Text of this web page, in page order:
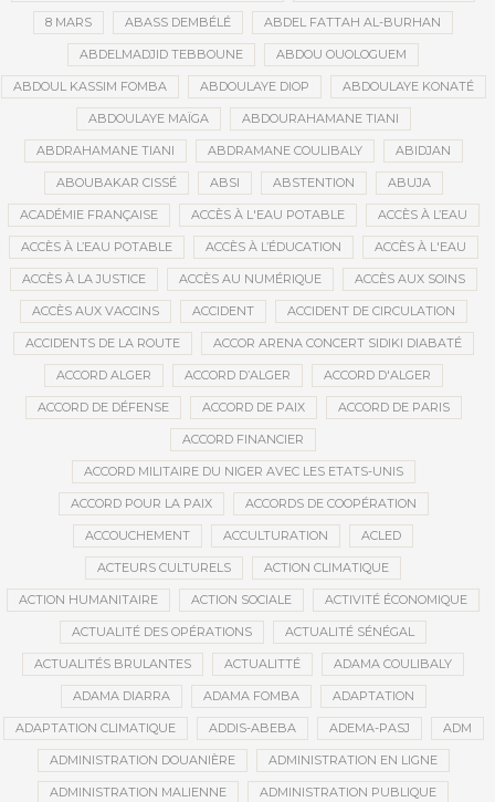
8 MARS ABASS DEMBÉLÉ ABDEL FATTAH AL-BURHAN
ABDELMADJID TEBBOUNE ABDOU OUOLOGUEM
ABDOUL KASSIM FOMBA ABDOULAYE DIOP ABDOULAYE KONATÉ
ABDOULAYE MAÏGA ABDOURAHAMANE TIANI
ABDRAHAMANE TIANI ABDRAMANE COULIBALY ABIDJAN
ABOUBAKAR CISSÉ ABSI ABSTENTION ABUJA
ACADÉMIE FRANÇAISE ACCÈS À L'EAU POTABLE ACCÈS À L’EAU
ACCÈS À L’EAU POTABLE ACCÈS À L’ÉDUCATION ACCÈS À L'EAU
ACCÈS À LA JUSTICE ACCÈS AU NUMÉRIQUE ACCÈS AUX SOINS
ACCÈS AUX VACCINS ACCIDENT ACCIDENT DE CIRCULATION
ACCIDENTS DE LA ROUTE ACCOR ARENA CONCERT SIDIKI DIABATÉ
ACCORD ALGER ACCORD D’ALGER ACCORD D'ALGER
ACCORD DE DÉFENSE ACCORD DE PAIX ACCORD DE PARIS
ACCORD FINANCIER
ACCORD MILITAIRE DU NIGER AVEC LES ETATS-UNIS
ACCORD POUR LA PAIX ACCORDS DE COOPÉRATION
ACCOUCHEMENT ACCULTURATION ACLED
ACTEURS CULTURELS ACTION CLIMATIQUE
ACTION HUMANITAIRE ACTION SOCIALE ACTIVITÉ ÉCONOMIQUE
ACTUALITÉ DES OPÉRATIONS ACTUALITÉ SÉNÉGAL
ACTUALITÉS BRULANTES ACTUALITTÉ ADAMA COULIBALY
ADAMA DIARRA ADAMA FOMBA ADAPTATION
ADAPTATION CLIMATIQUE ADDIS-ABEBA ADEMA-PASJ ADM
ADMINISTRATION DOUANIÈRE ADMINISTRATION EN LIGNE
ADMINISTRATION MALIENNE ADMINISTRATION PUBLIQUE